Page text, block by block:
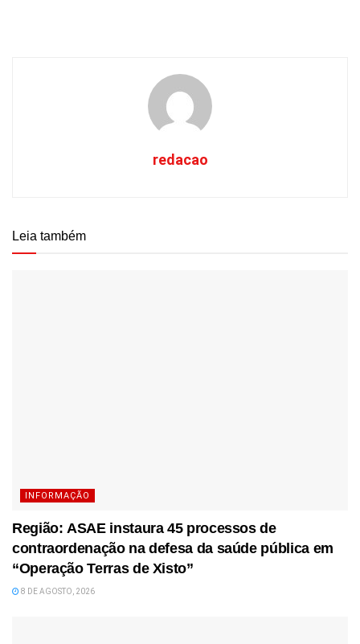
redacao
Leia também
INFORMAÇÃO
Região: ASAE instaura 45 processos de
contraordenação na defesa da saúde pública em
“Operação Terras de Xisto”
8 DE AGOSTO, 2026